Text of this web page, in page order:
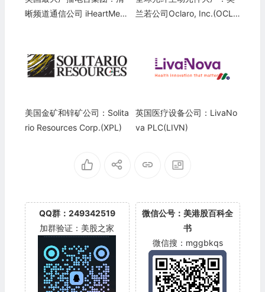
晰频道通信公司 iHeartMedi
兰若公司Oclaro, Inc.(OCL
美国金矿和锌矿公司：Solita
rio Resources Corp.(XPL)
英国医疗设备公司：LivaNo
va PLC(LIVN)
QQ群：249342519
加群验证：美股之家
微信公号：美港股百科全
书
微信搜：mggbkqs